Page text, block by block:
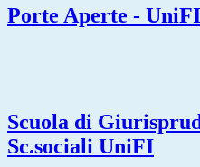
Porte Aperte - UniFI
Scuola di
Sc.sociali UniFI